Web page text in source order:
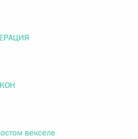
векселе